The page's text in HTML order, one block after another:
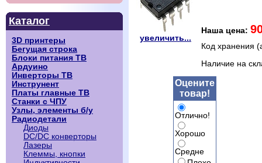
Каталог
3D принтеры
Бегущая строка
Блоки питания ТВ
Ардуино
Инверторы ТВ
Инструнент
Платы главные ТВ
Станки с ЧПУ
Узлы, элементы б/у
Радиодетали
Диоды
DC/DC конверторы
Лазеры
Клеммы, кнопки
увеличить...
Наша цена:
Код хранения
Наличие на
Оцените
товар!
Отлично!
Хорошо
Средне